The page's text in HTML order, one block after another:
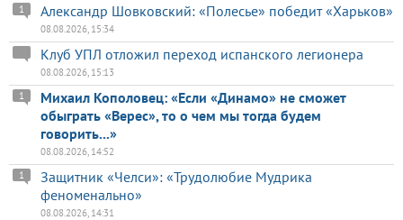
Александр Шовковский: «Полесье» победит «Харьков»
1
08.08.2026, 15:34
Клуб УПЛ отложил переход испанского легионера
08.08.2026, 15:13
Михаил Кополовец: «Если «Динамо» не сможет
обыграть «Верес», то о чем мы тогда будем
говорить...»
1
08.08.2026, 14:52
Защитник «Челси»: «Трудолюбие Мудрика
феноменально»
1
08.08.2026, 14:31